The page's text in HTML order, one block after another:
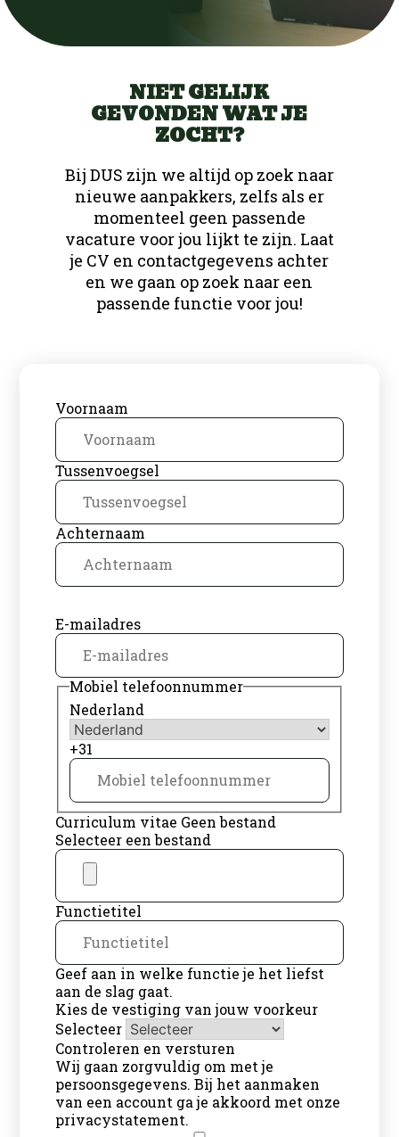
Groen
Techniek
Logistiek
Office
Productie
Groen
Techniek
Office
Nieuws
Ons team
Werken bij DUS
Interne Vacatures
Silvercity Run
Open sollicitatie
NIET GELIJK
GEVONDEN WAT JE
ZOCHT?
Bij DUS zijn we altijd op zoek naar
nieuwe aanpakkers, zelfs als er
momenteel geen passende
vacature voor jou lijkt te zijn. Laat
je CV en contactgegevens achter
en we gaan op zoek naar een
passende functie voor jou!
Voornaam
Tussenvoegsel
Achternaam
E-mailadres
Mobiel telefoonnummer
Nederland
+31
Curriculum vitae Geen bestand
Selecteer een bestand
Functietitel
Geef aan in welke functie je het liefst
aan de slag gaat.
Kies de vestiging van jouw voorkeur
Selecteer
Controleren en versturen
Wij gaan zorgvuldig om met je
persoonsgegevens. Bij het aanmaken
van een account ga je akkoord met onze
privacystatement.